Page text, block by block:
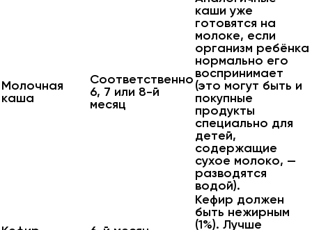
Молочная
каша
Соответственно
6, 7 или 8-й
месяц
каши уже
готовятся на
молоке, если
организм ребёнка
нормально его
воспринимает
(это могут быть и
покупные
продукты
специально для
детей,
содержащие
сухое молоко, —
разводятся
водой).
Кефир должен
быть нежирным
(1%). Лучше